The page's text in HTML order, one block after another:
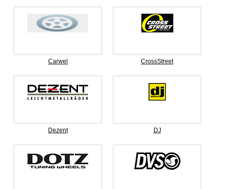
Carwel CrossStreet
Dezent DJ